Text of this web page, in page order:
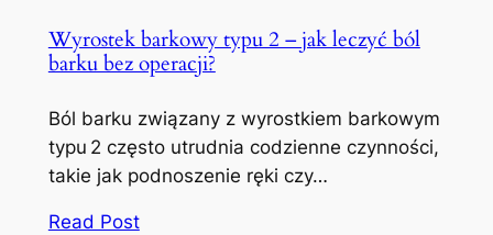
Wyrostek barkowy typu 2 – jak leczyć ból
barku bez operacji?
Ból barku związany z wyrostkiem barkowym
typu 2 często utrudnia codzienne czynności,
takie jak podnoszenie ręki czy…
Read Post